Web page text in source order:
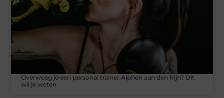
Overweeg je een personal trainer Alphen aan den Rijn? Dit
wil je weten